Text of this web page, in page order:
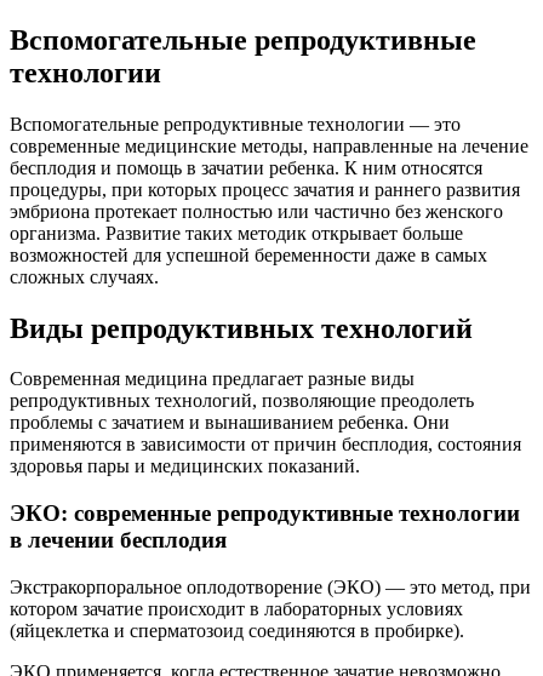
Вспомогательные репродуктивные
технологии
Вспомогательные репродуктивные технологии — это
современные медицинские методы, направленные на лечение
бесплодия и помощь в зачатии ребенка. К ним относятся
процедуры, при которых процесс зачатия и раннего развития
эмбриона протекает полностью или частично без женского
организма. Развитие таких методик открывает больше
возможностей для успешной беременности даже в самых
сложных случаях.
Виды репродуктивных технологий
Современная медицина предлагает разные виды
репродуктивных технологий, позволяющие преодолеть
проблемы с зачатием и вынашиванием ребенка. Они
применяются в зависимости от причин бесплодия, состояния
здоровья пары и медицинских показаний.
ЭКО: современные репродуктивные технологии
в лечении бесплодия
Экстракорпоральное оплодотворение (ЭКО) — это метод, при
котором зачатие происходит в лабораторных условиях
(яйцеклетка и сперматозоид соединяются в пробирке).
ЭКО применяется, когда естественное зачатие невозможно